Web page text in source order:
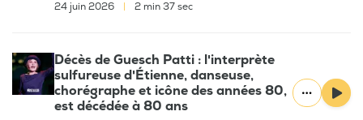
24 juin 2026 2 min 37 sec
Décès de Guesch Patti : l'interprète
sulfureuse d'Étienne, danseuse,
chorégraphe et icône des années 80,
est décédée à 80 ans